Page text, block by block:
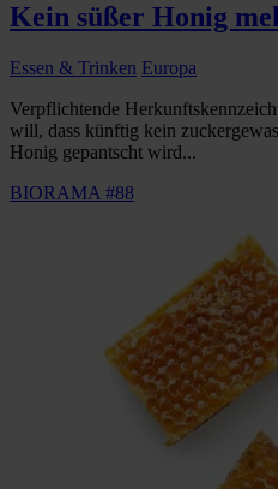
Kein süßer Honig
Essen & Trinken Europa
Verpflichtende
will, dass künftig kein
Honig gepantscht wird...
BIORAMA #88